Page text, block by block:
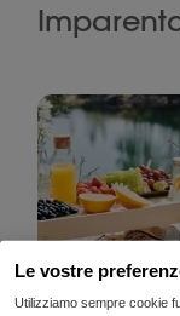
Le vostre
Utilizziamo sempre cookie